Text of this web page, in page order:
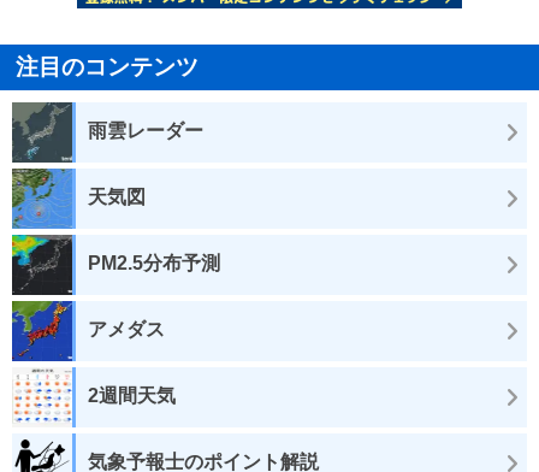
注目のコンテンツ
雨雲レーダー
天気図
PM2.5分布予測
アメダス
2週間天気
気象予報士のポイント解説